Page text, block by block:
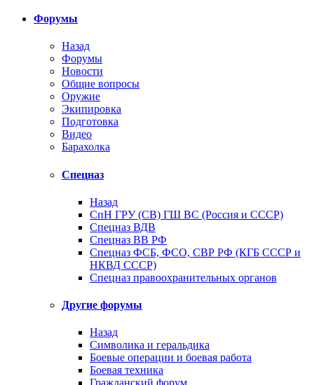
Форумы
Назад
Форумы
Новости
Общие вопросы
Оружие
Экипировка
Подготовка
Видео
Барахолка
Спецназ
Назад
СпН ГРУ (СВ) ГШ ВС (Россия и СССР)
Спецназ ВДВ
Спецназ ВВ РФ
Спецназ ФСБ, ФСО, СВР РФ (КГБ СССР и
НКВД СССР)
Спецназ правоохранительных органов
Другие форумы
Назад
Символика и геральдика
Боевые операции и боевая работа
Боевая техника